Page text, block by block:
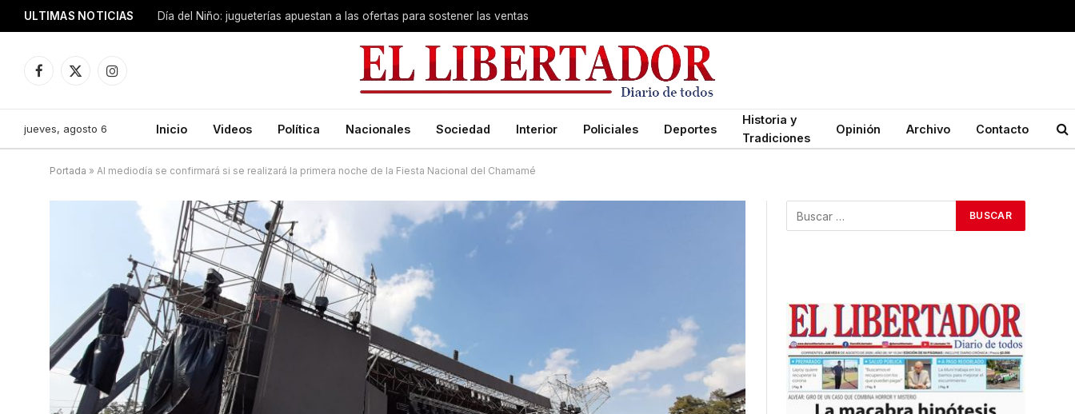
ULTIMAS NOTICIAS Día del Niño: jugueterías apuestan a las ofertas para sostener las ventas
Facebook
X
Instagram
jueves, agosto 6 Inicio Videos Política Nacionales Sociedad Interior Policiales Deportes
Historia y
Tradiciones
Opinión Archivo Contacto
Portada » Al mediodía se confirmará si se realizará la primera noche de la Fiesta Nacional del Chamamé